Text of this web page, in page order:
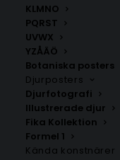
KLMNO
PQRST
UVWX
YZÅÄÖ
Botaniska posters
Djurposters
Djurfotografi
Illustrerade djur
Fika Kollektion
Formel 1
Kända konstnärer
personlig touch.
Perfekt för LEGO-
andra barnposters
Barnposters,
med bokstäver K L